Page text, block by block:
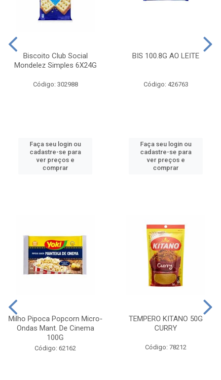
Biscoito Club Social
Mondelez Simples 6X24G
Código: 302988
Faça seu login ou
cadastre-se para
ver preços e
comprar
BIS 100.8G AO LEITE
Código: 426763
Faça seu login ou
cadastre-se para
ver preços e
comprar
Milho Pipoca Popcorn Micro-
Ondas Mant. De Cinema
100G
Código: 62162
TEMPERO KITANO 50G
CURRY
Código: 78212